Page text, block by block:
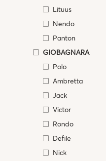
Lituus
Nendo
Panton
GIOBAGNARA
Polo
Ambretta
Jack
Victor
Rondo
Defile
Nick